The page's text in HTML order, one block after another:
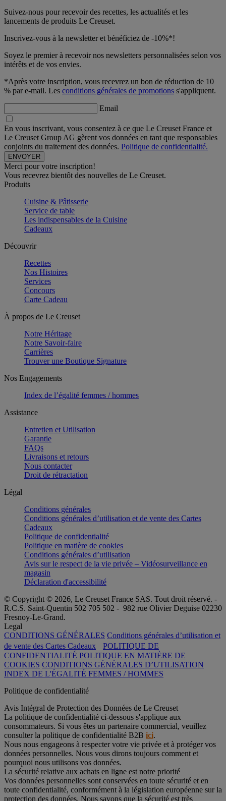
Suivez-nous pour recevoir des recettes, les actualités et les
lancements de produits Le Creuset.
Inscrivez-vous à la newsletter et bénéficiez de -10%*!
Soyez le premier à recevoir nos newsletters personnalisées selon vos
intérêts et de vos envies.
*Après votre inscription, vous recevrez un bon de réduction de 10
% par e-mail. Les conditions générales de promotions s'appliquent.
Email
En vous inscrivant, vous consentez à ce que Le Creuset France et
Le Creuset Group AG gèrent vos données en tant que responsables
conjoints du traitement des données. Politique de confidentialité.
Merci pour votre inscription!
Vous recevrez bientôt des nouvelles de Le Creuset.
Produits
Cuisine & Pâtisserie
Service de table
Les indispensables de la Cuisine
Cadeaux
Découvrir
Recettes
Nos Histoires
Services
Concours
Carte Cadeau
À propos de Le Creuset
Notre Héritage
Notre Savoir-faire
Carrières
Trouver une Boutique Signature
Nos Engagements
Index de l’égalité femmes / hommes
Assistance
Entretien et Utilisation
Garantie
FAQs
Livraisons et retours
Nous contacter
Droit de rétractation
Légal
Conditions générales
Conditions générales d’utilisation et de vente des Cartes
Cadeaux
Politique de confidentialité
Politique en matière de cookies
Conditions générales d’utilisation
Avis sur le respect de la vie privée – Vidéosurveillance en
magasin
Déclaration d'accessibilité
© Copyright © 2026, Le Creuset France SAS. Tout droit réservé. -
R.C.S. Saint-Quentin 502 705 502 - 982 rue Olivier Deguise 02230
Fresnoy-Le-Grand.
Legal
CONDITIONS GÉNÉRALES Conditions générales d’utilisation et
de vente des Cartes Cadeaux
POLITIQUE DE
CONFIDENTIALITÉ POLITIQUE EN MATIÈRE DE
COOKIES CONDITIONS GÉNÉRALES D’UTILISATION
INDEX DE L'ÉGALITÉ FEMMES / HOMMES
Politique de confidentialité
Avis Intégral de Protection des Données de Le Creuset
La politique de confidentialité ci-dessous s'applique aux
consommateurs. Si vous êtes un partenaire commercial, veuillez
consulter la politique de confidentialité B2B ici.
Nous nous engageons à respecter votre vie privée et à protéger vos
données personnelles. Nous vous dirons toujours comment et
pourquoi nous utilisons vos données.
La sécurité relative aux achats en ligne est notre priorité
Vos données personnelles sont conservées en toute sécurité et en
toute confidentialité, conformément à la législation européenne sur la
protection des données. Nous savons que la sécurité est très